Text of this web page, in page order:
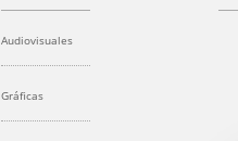
Audiovisuales
Gráficas